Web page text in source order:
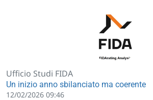
Ufficio Studi FIDA
Un inizio anno sbilanciato ma coerente
12/02/2026 09:46